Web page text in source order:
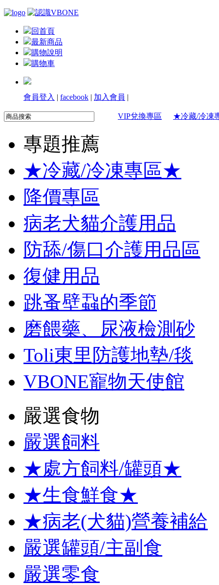
回首頁
最新商品
購物說明
購物車
會員登入 | facebook | 加入會員 |
VIP兌換專區 ★冷藏/冷凍
專題推薦
★冷藏/冷凍專區★
降價專區
病老犬貓介護用品
防舔/傷口介護用品區
復健用品
跳蚤壁蝨的季節
磨餵藥、尿液檢測砂
Toli東里防護地墊/毯
VBONE寵物天使館
嚴選食物
嚴選飼料
★處方飼料/罐頭★
★生食鮮食★
★病老(犬貓)營養補給
嚴選罐頭/主副食
嚴選零食